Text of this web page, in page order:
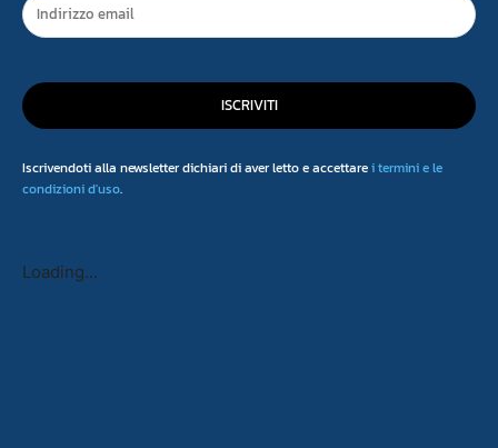
ISCRIVITI
Iscrivendoti alla newsletter dichiari di aver letto e accettarei termini e le
condizioni d'uso.
Loading...